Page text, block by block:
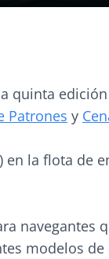
quinta
Patrones y
en la flota de
navegantes
modelos